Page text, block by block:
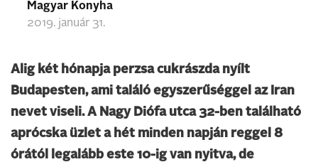
Magyar Konyha
2019. január 31.
Alig két hónapja perzsa cukrászda nyílt
Budapesten, ami találó egyszerűséggel az Iran
nevet viseli. A Nagy Diófa utca 32-ben található
aprócska üzlet a hét minden napján reggel 8
órától legalább este 10-ig van nyitva, de